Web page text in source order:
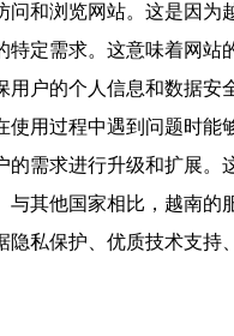
和浏览网站。这是因为
定需求。这意味着网
户的个人信息和数据安
用过程中遇到问题时
需求进行升级和扩展
其他国家相比，越南
私保护、优质技术支